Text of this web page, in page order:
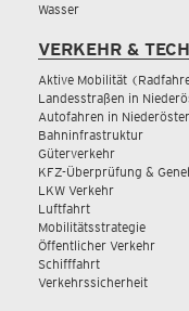
Wasser
VERKEHR &
Aktive Mobilität
Landesstraßen in
Autofahren in
Bahninfrastruktur
Güterverkehr
KFZ-Überprüfung &
LKW Verkehr
Luftfahrt
Mobilitätsstrategie
Öffentlicher Verkehr
Schifffahrt
Verkehrssicherheit